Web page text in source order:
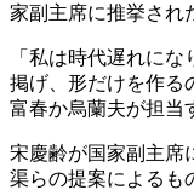
家副主席に推挙され
「私は時代遅れに
掲げ、形だけを作る
富春か烏蘭夫が担当
宋慶齢が国家副主席
渠らの提案によるも